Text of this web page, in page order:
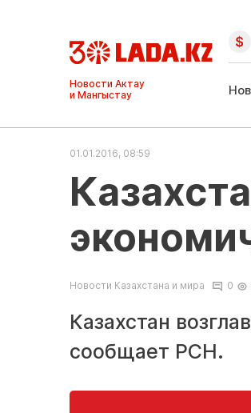
Ақтау және
Манғыстау
жаңалықтары
01.01.2016, 08:59
Новости Казахстана и мира 0
Казахстан
сообщает РСН.